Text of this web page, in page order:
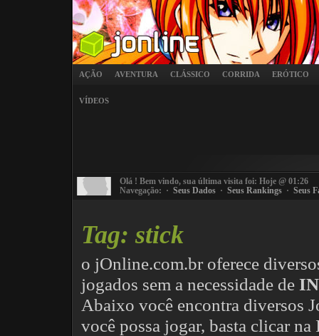
AÇÃO AVENTURA CLÁSSICO CORRIDA ERÓTICO
VÍDEOS
Olá ! Bem vindo, sua última visita foi: Hoje @ 01:26
Navegação: · Seus Dados · Seus Rankings · Seus
Tag: stick
o jOnline.com.br oferece
jogados sem a necessidade de
Abaixo você encontra diversos
você possa jogar, basta clicar na